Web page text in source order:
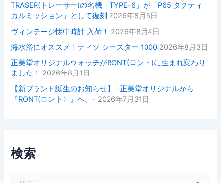
TRASER(トレーサー)の名機「TYPE-6」が「P65 タクティ
カルミッション」として復刻 2026年8月6日
ヴィンテージ懐中時計 入荷！
2026年8月4日
海水浴にオススメ！ティソ シースター 1000 2026年8月3日
正美堂オリジナルウォッチがRONT(ロント)に生まれ変わり
ました！
2026年8月1日
【新ブランド誕生のお知らせ】 -正美堂オリジナルから
『RONT(ロント〉』へ。- 2026年7月31日
検索